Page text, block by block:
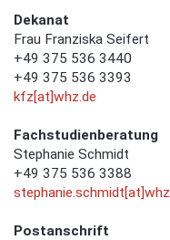
Dekanat
Frau Franziska Seifert
+49 375 536 3440
+49 375 536 3393
kfz[at]whz.de
Fachstudienberatung
Stephanie Schmidt
+49 375 536 3388
Postanschrift